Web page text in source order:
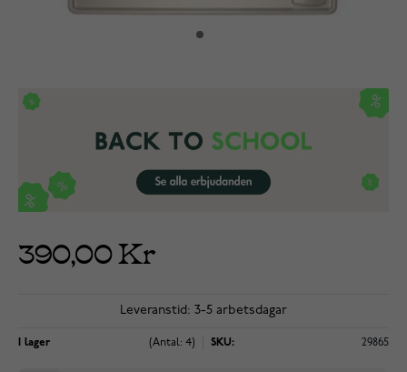
390,00 Kr
Leveranstid: 3-5 arbetsdagar
I lager (Antal: 4) SKU: 29865